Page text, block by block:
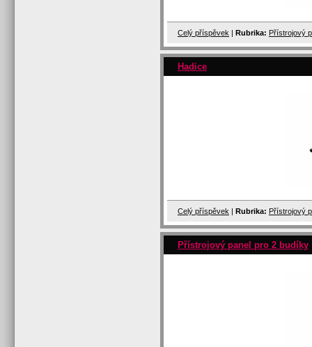
Celý příspěvek | Rubrika: Přístrojový
Hadice
Celý příspěvek | Rubrika: Přístrojový
Přístrojový panel pro 2 budíky